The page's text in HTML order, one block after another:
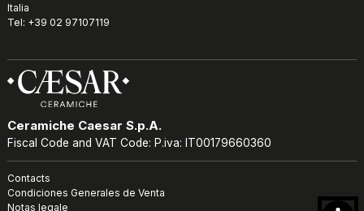
Italia
Tel: +39 02 97107119
Ceramiche Caesar S.p.A.
Fiscal Code and VAT Code: P.iva: IT00179660360
Contacts
Condiciones Generales de Venta
Notas legale